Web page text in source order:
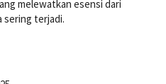
melewatkan esensi dari
sering terjadi.